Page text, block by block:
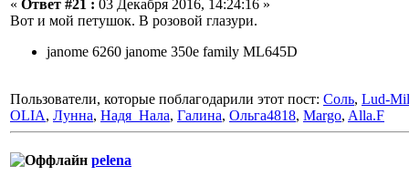
« Ответ #21 : 03 Декабря 2016, 14:24:16 »
Вот и мой петушок. В розовой глазури.
janome 6260 janome 350e family ML645D
Пользователи, которые поблагодарили этот пост: Соль, Lud-
OLIA, Лунна, Надя_Нала, Галина, Ольга4818, Margo, Alla.F
pelena